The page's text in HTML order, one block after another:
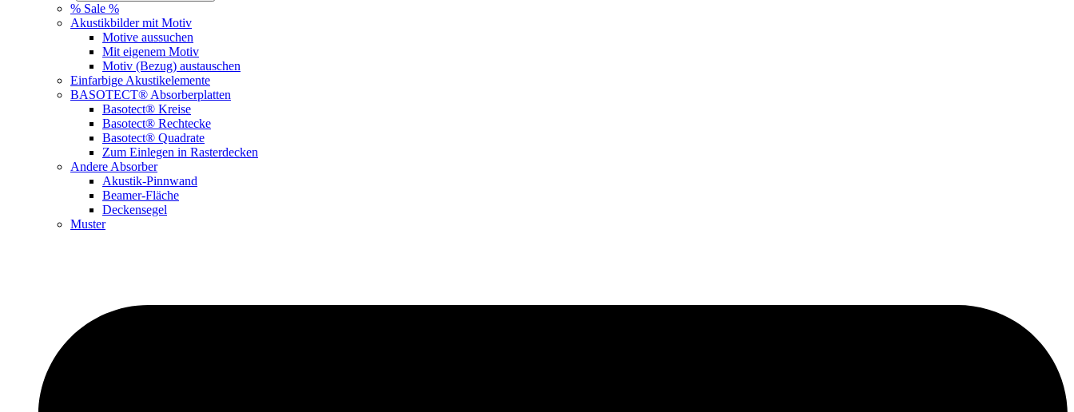
% Sale %
Akustikbilder mit Motiv
Motive aussuchen
Mit eigenem Motiv
Motiv (Bezug) austauschen
Einfarbige Akustikelemente
BASOTECT® Absorberplatten
Basotect® Kreise
Basotect® Rechtecke
Basotect® Quadrate
Zum Einlegen in Rasterdecken
Andere Absorber
Akustik-Pinnwand
Beamer-Fläche
Deckensegel
Muster